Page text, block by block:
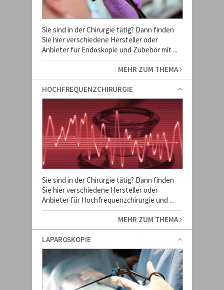
Sie sind in der Chirurgie tätig? Dann finden
Sie hier verschiedene Hersteller oder
Anbieter für Endoskopie und Zubebör mit ...
MEHR ZUM THEMA
HOCHFREQUENZCHIRURGIE
Sie sind in der Chirurgie tätig? Dann finden
Sie hier verschiedene Hersteller oder
Anbieter für Hochfrequenzchirurgie und ...
MEHR ZUM THEMA
LAPAROSKOPIE